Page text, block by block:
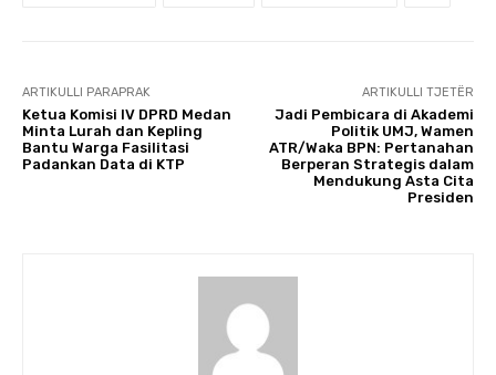
ARTIKULLI PARAPRAK
Ketua Komisi IV DPRD Medan
Minta Lurah dan Kepling
Bantu Warga Fasilitasi
Padankan Data di KTP
ARTIKULLI TJETËR
Jadi Pembicara di Akademi
Politik UMJ, Wamen
ATR/Waka BPN: Pertanahan
Berperan Strategis dalam
Mendukung Asta Cita
Presiden